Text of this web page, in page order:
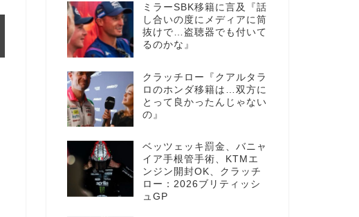
ミラーSBK移籍に言及『話
し合いの度にメディアに筒
抜けで…盗聴器でも付いて
るのかな』
クラッチロー『クアルタラ
ロのホンダ移籍は…双方に
とって良かったんじゃない
の』
ベッツェッキ罰金、バニャ
イア手根管手術、KTMエ
ンジン開封OK、クラッチ
ロー：2026ブリティッシ
ュGP